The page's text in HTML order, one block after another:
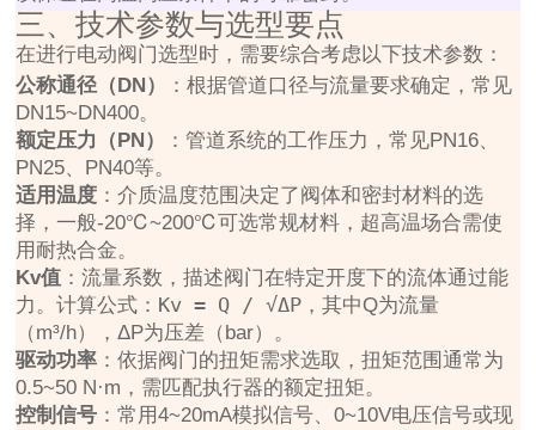
三、技术参数与选型要点
在进行电动阀门选型时，需要综合考虑以下技术参数：
公称通径（DN）
：根据管道口径与流量要求确定，常见
DN15~DN400。
额定压力（PN）
：管道系统的工作压力，常见PN16、
PN25、PN40等。
适用温度 ：介质温度范围决定了阀体和密封材料的选
择，一般-20℃~200℃可选常规材料，超高温场合需使
用耐热合金。
Kv值 ：流量系数，描述阀门在特定开度下的流体通过能
力。计算公式： Kv = Q / √ΔP ，其中Q为流量
（m³/h），ΔP为压差（bar）。
驱动功率 ：依据阀门的扭矩需求选取，扭矩范围通常为
0.5~50 N·m，需匹配执行器的额定扭矩。
控制信号 ：常用4~20mA模拟信号、0~10V电压信号或现